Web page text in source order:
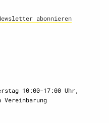
abonnieren
10:00-17:00 Uhr,
Vereinbarung